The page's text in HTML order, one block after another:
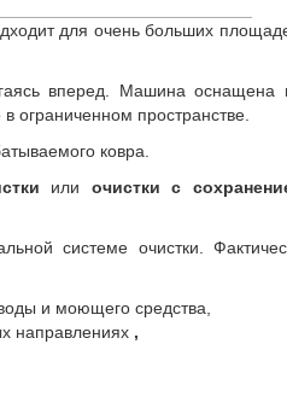
для очень больших
вперед. Машина оснащена
ограниченном пространстве.
ковра.
или очистки с
системе очистки.
и моющего средства,
направлениях ,